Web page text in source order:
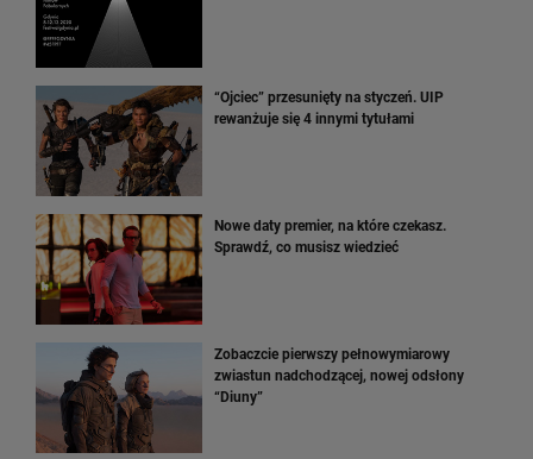
“Ojciec” przesunięty na styczeń. UIP
rewanżuje się 4 innymi tytułami
Nowe daty premier, na które czekasz.
Sprawdź, co musisz wiedzieć
Zobaczcie pierwszy pełnowymiarowy
zwiastun nadchodzącej, nowej odsłony
“Diuny”